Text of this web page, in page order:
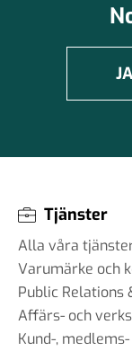
Tjänster
Alla våra
Varumärke och
Public Relations
Affärs- och
Kund-,